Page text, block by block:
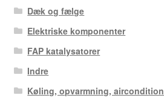
Dæk og fælge
Elektriske komponenter
FAP katalysatorer
Indre
Køling, opvarmning, aircondition